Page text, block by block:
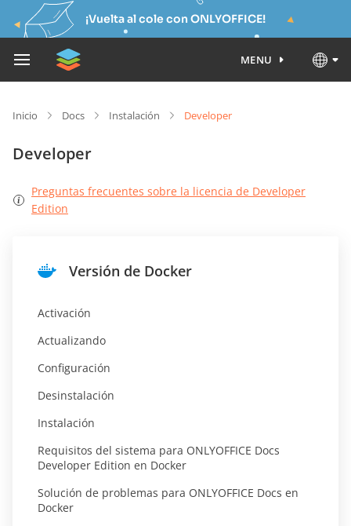
¡Vuelta al cole con ONLYOFFICE!
MENU
Inicio Docs Instalación Developer
Developer
Preguntas frecuentes sobre la licencia de Developer
Edition
Versión de Docker
Activación
Actualizando
Configuración
Desinstalación
Instalación
Requisitos del sistema para ONLYOFFICE Docs
Developer Edition en Docker
Solución de problemas para ONLYOFFICE Docs en
Docker